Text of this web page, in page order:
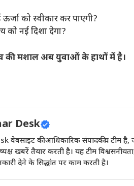
को स्वीकार कर पाएगी?
को नई दिशा देगा?
की मशाल अब युवाओं के हाथों में है।
Desk
वेबसाइट की आधिकारिक संपादकीय टीम
खबरें तैयार करती है। यह टीम
देने के सिद्धांत पर काम करती है।